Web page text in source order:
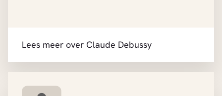
Lees meer over Claude Debussy